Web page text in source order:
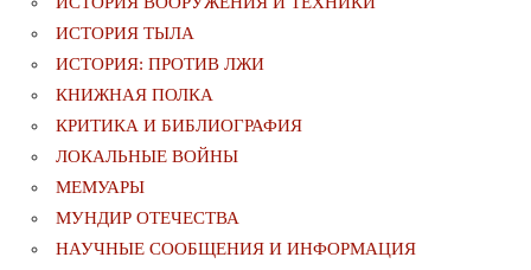
ИСТОРИЯ ТЫЛА
ИСТОРИЯ: ПРОТИВ ЛЖИ
КНИЖНАЯ ПОЛКА
КРИТИКА И БИБЛИОГРАФИЯ
ЛОКАЛЬНЫЕ ВОЙНЫ
МЕМУАРЫ
МУНДИР ОТЕЧЕСТВА
НАУЧНЫЕ СООБЩЕНИЯ И ИНФОРМАЦИЯ